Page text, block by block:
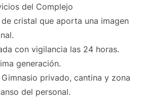
del Complejo
cristal que aporta una imagen
con vigilancia las 24 horas.
generación.
privado, cantina y zona
del personal.